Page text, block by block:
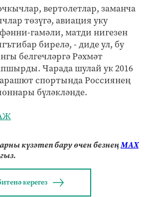
вертолетлар, заманча
төзүгә, авиация уку
гамәли, матди нигезен
бирелә, - диде ул, бу
белгечләргә Рәхмәт
Чарада шулай ук 2016
спортында Россия­нең
бүләкләнде.
күзәтеп бару өчен безнеңМАХ
керегез